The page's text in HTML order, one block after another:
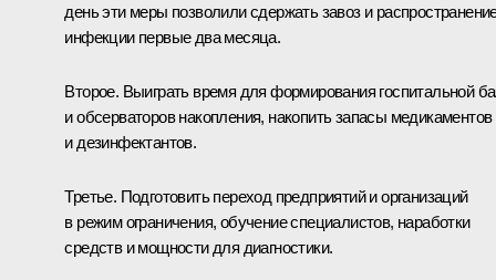
день эти меры позволили сдержать завоз и
инфекции первые два месяца.
Второе. Выиграть время для формирования госпитальной
и обсерваторов накопления, накопить запасы медикаментов
и дезинфектантов.
Третье. Подготовить переход предприятий и организаций
в режим ограничения, обучение специалистов, наработки
средств и мощности для диагностики.